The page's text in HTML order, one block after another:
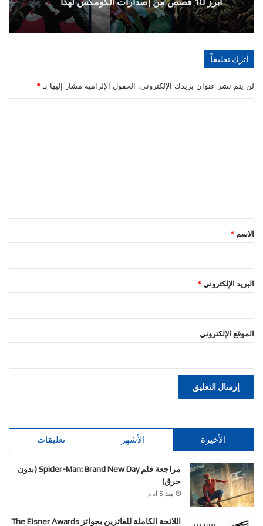
الاسبوع 10 يوليو 2024
اترك تعليقاً
لن يتم نشر عنوان بريدك الإلكتروني. الحقول الإلزامية مشار إليها بـ *
*
الاسم *
البريد الإلكتروني *
الموقع الإلكتروني
الأخيرة الأشهر تعليقات
مراجعة فلم Spider-Man: Brand New Day (بدون
حرق)
منذ 5 أيام
اللائحة الكاملة للفائزين بجوائز The Eisner Awards